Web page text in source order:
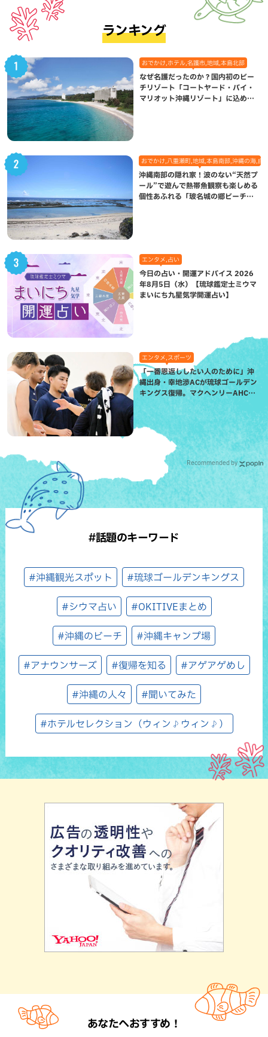
ランキング
おでかけ,ホテル,名護市,地域,本島北部
なぜ名護だったのか？国内初のビー
チリゾート「コートヤード・バイ・
マリオット沖縄リゾート」に込めら
おでかけ,八重瀬町,地域,本島南部,沖縄の海,自
沖縄南部の隠れ家！波のない“天然プ
ール”で遊んで熱帯魚観察も楽しめる
個性あふれる「玻名城の郷ビーチ」
エンタメ,占い
今日の占い・開運アドバイス 2026
年8月5日（水）【琉球鑑定士ミウマ
まいにち九星気学開運占い】
エンタメ,スポーツ
「一番恩返ししたい人のために」沖
縄出身・幸地渉ACが琉球ゴールデン
キングス復帰。マクヘンリーAHCに
信頼を寄せる理由
Recommended by
#話題のキーワード
#沖縄観光スポット #琉球ゴールデンキングス
#シウマ占い #OKITIVEまとめ
#沖縄のビーチ #沖縄キャンプ場
#アナウンサーズ #復帰を知る #アゲアゲめし
#沖縄の人々 #聞いてみた
#ホテルセレクション（ウィン♪ウィン♪）
あなたへおすすめ！